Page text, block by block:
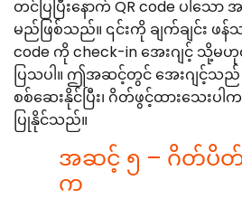
တင်ပြပြီးနောက် QR code ပါသ
မည်ဖြစ်သည်။ ၎င်းကို ချက်ချင်း ဖန်သ
code ကို check-in အေးဂျင့် သို့မဟု
ပြသပါ။ ဤအဆင့်တွင် အေးဂျင့်သ
စစ်ဆေးနိုင်ပြီး၊ ဂိတ်ဖွင့်ထားသေး
ပြုနိုင်သည်။
အဆင့် ၅ – ဂိတ်ပိတ်ထ
က